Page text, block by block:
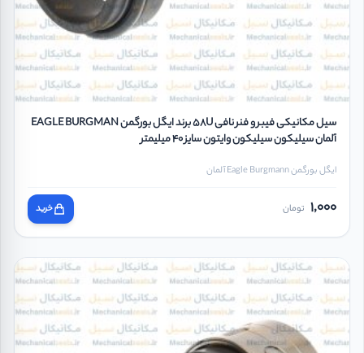
سیل مکانیکی فیبر و فنر نافی 58U برند ایگل بورگمن EAGLE BURGMAN
آلمان سیلیکون سیلیکون وایتون سایز 40 میلیمتر
ایگل بورگمن Eagle Burgmann آلمان
1,000 تومان خرید